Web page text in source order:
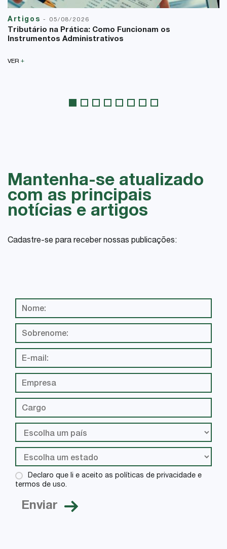
Artigos - 05/08/2026
Tributário na Prática: Como Funcionam os
Instrumentos Administrativos
VER +
Mantenha-se atualizado
com as principais
notícias e artigos
Cadastre-se para receber nossas publicações:
Declaro que li e aceito as políticas de privacidade e
termos de uso.